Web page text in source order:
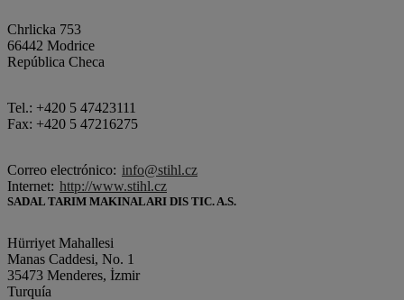
Chrlicka 753
66442 Modrice
República Checa
Tel.: +420 5 47423111
Fax: +420 5 47216275
Correo electrónico: info@stihl.cz
Internet: http://www.stihl.cz
SADAL TARIM MAKINALARI DIS TIC. A.S.
Hürriyet Mahallesi
Manas Caddesi, No. 1
35473 Menderes, İzmir
Turquía